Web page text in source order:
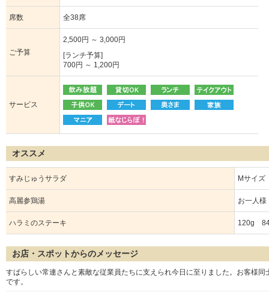
席数 全38席
ご予算
2,500円 ～ 3,000円
[ランチ予算]
700円 ～ 1,200円
サービス
オススメ
すみじゅうサラダ Mサイ
高麗参鶏湯 お一人
ハラミのステーキ 120g
お店・スポットからのメッセージ
すばらしい常連さんと素敵な従業員たちに支えられ今日に至りました。お客様
です。